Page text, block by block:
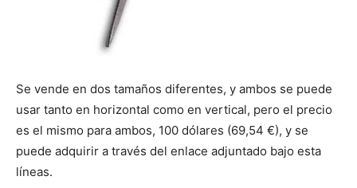
Se vende en dos tamaños diferentes, y ambos se puede
usar tanto en horizontal como en vertical, pero el precio
es el mismo para ambos, 100 dólares (69,54 €), y se
puede adquirir a través del enlace adjuntado bajo esta
líneas.